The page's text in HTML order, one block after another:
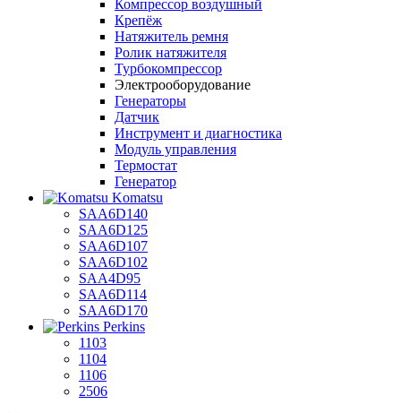
Компрессор воздушный
Крепёж
Натяжитель ремня
Ролик натяжителя
Турбокомпрессор
Электрооборудование
Генераторы
Датчик
Инструмент и диагностика
Модуль управления
Термостат
Генератор
Komatsu
SAA6D140
SAA6D125
SAA6D107
SAA6D102
SAA4D95
SAA6D114
SAA6D170
Perkins
1103
1104
1106
2506